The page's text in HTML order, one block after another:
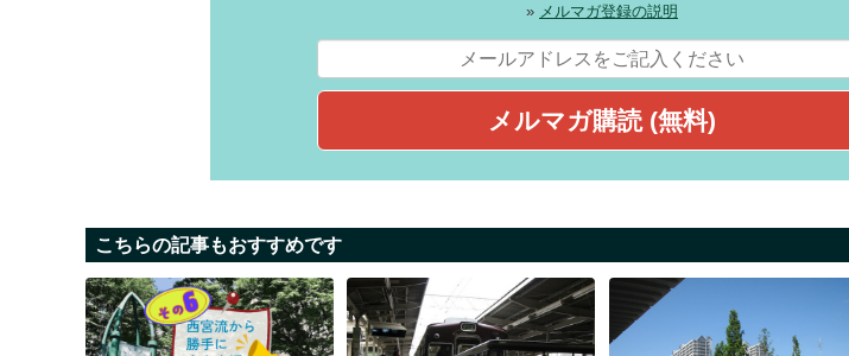
» メルマガ登録の説明
こちらの記事もおすすめです